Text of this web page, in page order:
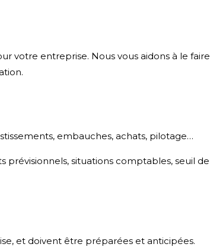
votre entreprise. Nous vous aidons à le faire
embauches, achats, pilotage…
prévisionnels, situations comptables, seuil de
et doivent être préparées et anticipées.